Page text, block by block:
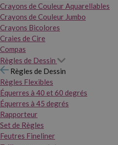
Crayons de Couleur Aquarellables
Crayons de Couleur Jumbo
Crayons Bicolores
Craies de Cire
Compas
Règles de Dessin
Règles de Dessin
Règles Flexibles
Équerres à 40 et 60 degrés
Équerres à 45 degrés
Rapporteur
Set de Règles
Feutres Fineliner